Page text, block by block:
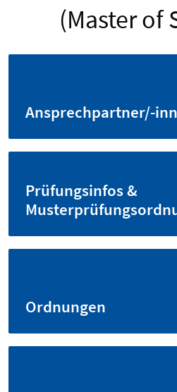
(Master of
Ansprechpartner/-
Prüfungsinfos &
Ordnungen